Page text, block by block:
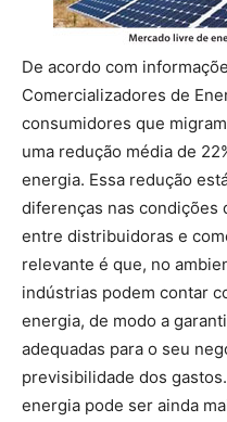
De acordo com
Comercializadores de
consumidores que
uma redução média de
energia. Essa redução
diferenças nas condições
entre distribuidoras e
relevante é que, no
indústrias podem contar
energia, de modo a
adequadas para o seu
previsibilidade dos
energia pode ser ainda